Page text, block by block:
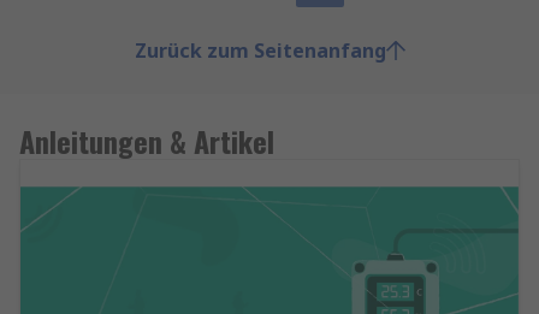
Zurück zum Seitenanfang
Anleitungen & Artikel